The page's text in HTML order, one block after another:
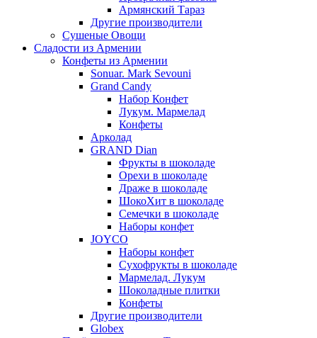
Армянский Тараз
Другие производители
Сушеные Овощи
Сладости из Армении
Конфеты из Армении
Sonuar. Mark Sevouni
Grand Candy
Набор Конфет
Лукум. Мармелад
Конфеты
Арколад
GRAND Dian
Фрукты в шоколаде
Орехи в шоколаде
Драже в шоколаде
ШокоХит в шоколаде
Семечки в шоколаде
Наборы конфет
JOYCO
Наборы конфет
Сухофрукты в шоколаде
Мармелад. Лукум
Шоколадные плитки
Конфеты
Другие производители
Globex